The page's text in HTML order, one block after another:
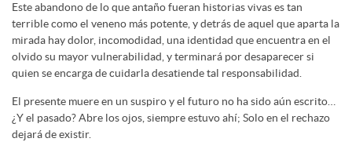
Este abandono de lo que antaño fueran historias vivas es tan
terrible como el veneno más potente, y detrás de aquel que aparta la
mirada hay dolor, incomodidad, una identidad que encuentra en el
olvido su mayor vulnerabilidad, y terminará por desaparecer si
quien se encarga de cuidarla desatiende tal responsabilidad.
El presente muere en un suspiro y el futuro no ha sido aún escrito…
¿Y el pasado? Abre los ojos, siempre estuvo ahí; Solo en el rechazo
dejará de existir.